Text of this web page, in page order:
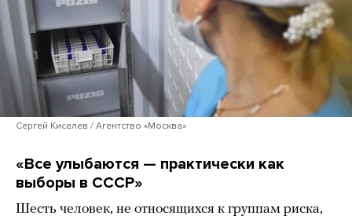
Сергей Киселев / Агентство «Москва»
«Все улыбаются — практически как
выборы в СССР»
Шесть человек, не относящихся к группам риска,